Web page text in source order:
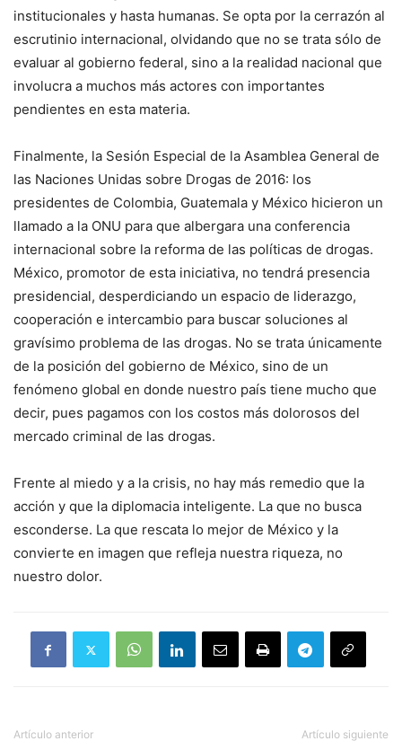
institucionales y hasta humanas. Se opta por la cerrazón al
escrutinio internacional, olvidando que no se trata sólo de
evaluar al gobierno federal, sino a la realidad nacional que
involucra a muchos más actores con importantes
pendientes en esta materia.
Finalmente, la Sesión Especial de la Asamblea General de
las Naciones Unidas sobre Drogas de 2016: los
presidentes de Colombia, Guatemala y México hicieron un
llamado a la ONU para que albergara una conferencia
internacional sobre la reforma de las políticas de drogas.
México, promotor de esta iniciativa, no tendrá presencia
presidencial, desperdiciando un espacio de liderazgo,
cooperación e intercambio para buscar soluciones al
gravísimo problema de las drogas. No se trata únicamente
de la posición del gobierno de México, sino de un
fenómeno global en donde nuestro país tiene mucho que
decir, pues pagamos con los costos más dolorosos del
mercado criminal de las drogas.
Frente al miedo y a la crisis, no hay más remedio que la
acción y que la diplomacia inteligente. La que no busca
esconderse. La que rescata lo mejor de México y la
convierte en imagen que refleja nuestra riqueza, no
nuestro dolor.
Artículo anterior Artículo siguiente